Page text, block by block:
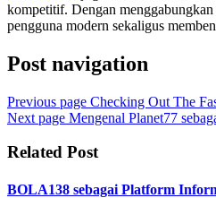
kompetitif. Dengan
pengguna modern sekaligus
Post navigation
Previous page Checking Out The
Next page Mengenal Planet77
Related Post
BOLA138 sebagai Platform